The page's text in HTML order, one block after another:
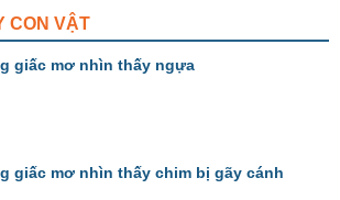
CON VẬT
giấc mơ nhìn thấy ngựa
giấc mơ nhìn thấy chim bị gãy cánh